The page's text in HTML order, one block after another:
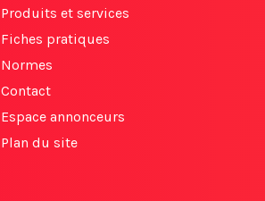
Produits et services
Fiches pratiques
Normes
Contact
Espace annonceurs
Plan du site